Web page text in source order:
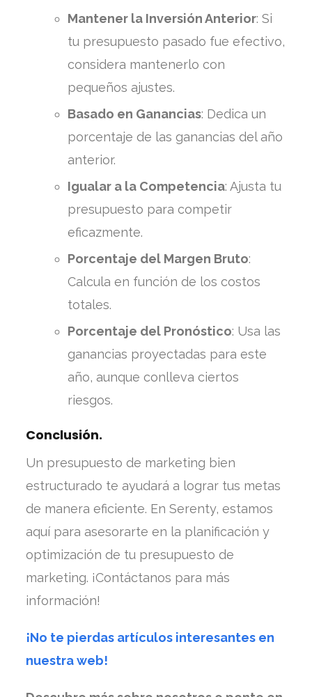
Mantener la Inversión Anterior: Si
tu presupuesto pasado fue efectivo,
considera mantenerlo con
pequeños ajustes.
Basado en Ganancias: Dedica un
porcentaje de las ganancias del año
anterior.
Igualar a la Competencia: Ajusta tu
presupuesto para competir
eficazmente.
Porcentaje del Margen Bruto:
Calcula en función de los costos
totales.
Porcentaje del Pronóstico: Usa las
ganancias proyectadas para este
año, aunque conlleva ciertos
riesgos.
Conclusión.
Un presupuesto de marketing bien
estructurado te ayudará a lograr tus metas
de manera eficiente. En Serenty, estamos
aquí para asesorarte en la planificación y
optimización de tu presupuesto de
marketing. ¡Contáctanos para más
información!
¡No te pierdas artículos interesantes en
nuestra web!